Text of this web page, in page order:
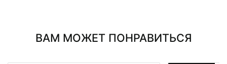
ВАМ МОЖЕТ ПОНРАВИТЬСЯ